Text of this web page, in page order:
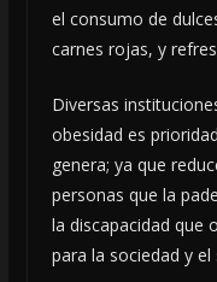
el consumo de
carnes rojas, y
Diversas
obesidad es
genera; ya que
personas que la
la discapacidad que
para la sociedad y el